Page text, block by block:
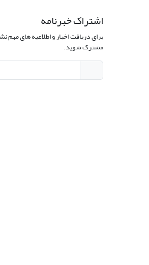
اشتراک خبرنامه
برای دریافت اخبار و اطلاعیه های مهم
مشترک شوید.